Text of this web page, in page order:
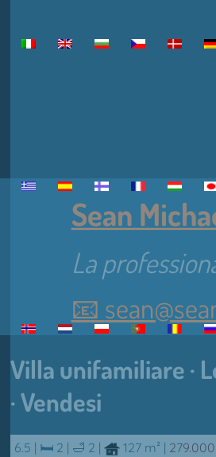
Sean
La
📧
Villa unifamiliare ·
· Vendesi
6.5 | 🛏 2 | 🛁 2 | 127 m² |